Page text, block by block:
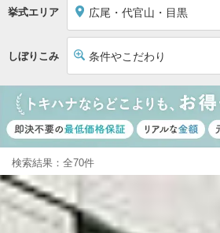
挙式エリア 広尾・代官山・目黒
しぼりこみ 条件やこだわり
検索結果：全70件